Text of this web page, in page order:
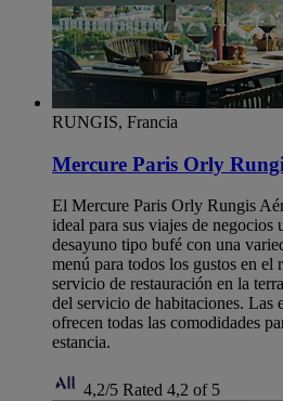
RUNGIS, Francia
Mercure Paris Orly
El Mercure Paris Orly Rungis
ideal para sus viajes de
desayuno tipo bufé con una
menú para todos los gustos en el
servicio de restauración en la
del servicio de habitaciones. Las
ofrecen todas las comodidades
estancia.
4,2/5 Rated 4,2 of 5